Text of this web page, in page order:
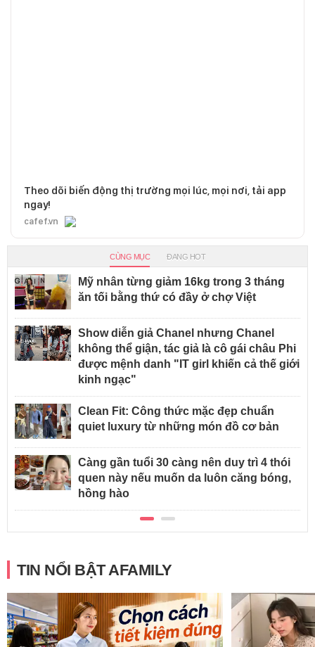
Theo dõi biến động thị trường mọi lúc, mọi nơi, tải app
ngay!
cafef.vn
CÙNG MỤC ĐANG HOT
Mỹ nhân từng giảm 16kg trong 3 tháng
ăn tối bằng thứ có đầy ở chợ Việt
Show diễn giả Chanel nhưng Chanel
không thể giận, tác giả là cô gái châu Phi
được mệnh danh "IT girl khiến cả thế giới
kinh ngạc"
Clean Fit: Công thức mặc đẹp chuẩn
quiet luxury từ những món đồ cơ bản
Càng gần tuổi 30 càng nên duy trì 4 thói
quen này nếu muốn da luôn căng bóng,
hồng hào
TIN NỔI BẬT AFAMILY